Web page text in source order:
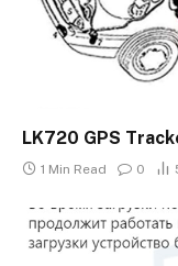
LK720 GPS
1 Min Read 0